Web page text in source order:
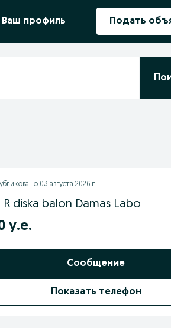
Ваш профиль Подать
03 августа 2026 г.
R diska balon Damas Labo
у.е.
Сообщение
Показать телефон